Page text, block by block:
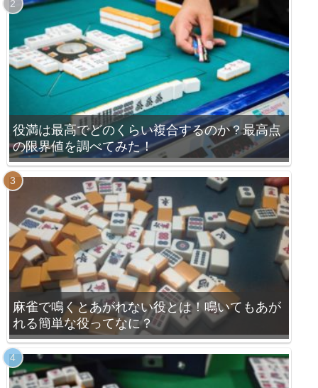
役満は最高でどのくらい複合するのか？最高点
の限界値を調べてみた！
麻雀で鳴くとあがれない役とは！鳴いてもあが
れる簡単な役ってなに？